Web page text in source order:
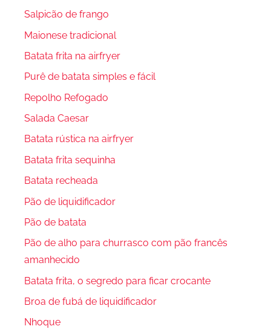
Salpicão de frango
Maionese tradicional
Batata frita na airfryer
Purê de batata simples e fácil
Repolho Refogado
Salada Caesar
Batata rústica na airfryer
Batata frita sequinha
Batata recheada
Pão de liquidificador
Pão de batata
Pão de alho para churrasco com pão francês
amanhecido
Batata frita, o segredo para ficar crocante
Broa de fubá de liquidificador
Nhoque